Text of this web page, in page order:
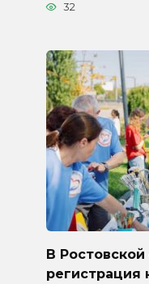
32
В
регистрация